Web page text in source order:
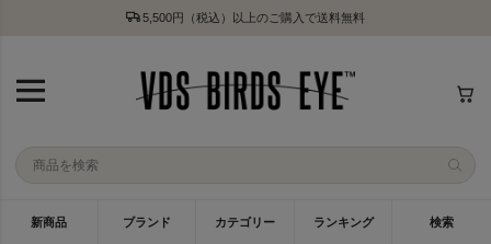
5,500円（税込）以上のご購入で送料無料
新商品 ブランド カテゴリー ランキング 検索